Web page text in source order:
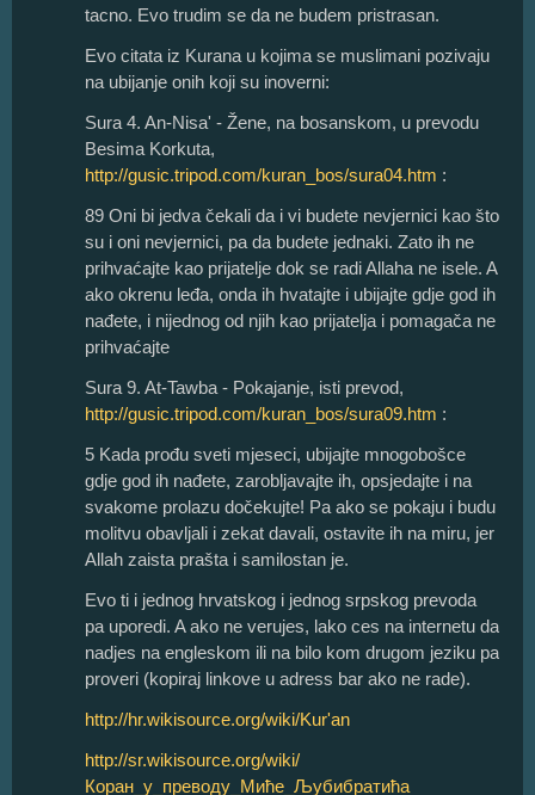
tacno. Evo trudim se da ne budem pristrasan.
Evo citata iz Kurana u kojima se muslimani pozivaju
na ubijanje onih koji su inoverni:
Sura 4. An-Nisa' - Žene, na bosanskom, u prevodu
Besima Korkuta,
http://gusic.tripod.com/kuran_bos/sura04.htm :
89 Oni bi jedva čekali da i vi budete nevjernici kao što
su i oni nevjernici, pa da budete jednaki. Zato ih ne
prihvaćajte kao prijatelje dok se radi Allaha ne isele. A
ako okrenu leđa, onda ih hvatajte i ubijajte gdje god ih
nađete, i nijednog od njih kao prijatelja i pomagača ne
prihvaćajte
Sura 9. At-Tawba - Pokajanje, isti prevod,
http://gusic.tripod.com/kuran_bos/sura09.htm :
5 Kada prođu sveti mjeseci, ubijajte mnogobošce
gdje god ih nađete, zarobljavajte ih, opsjedajte i na
svakome prolazu dočekujte! Pa ako se pokaju i budu
molitvu obavljali i zekat davali, ostavite ih na miru, jer
Allah zaista prašta i samilostan je.
Evo ti i jednog hrvatskog i jednog srpskog prevoda
pa uporedi. A ako ne verujes, lako ces na internetu da
nadjes na engleskom ili na bilo kom drugom jeziku pa
proveri (kopiraj linkove u adress bar ako ne rade).
http://hr.wikisource.org/wiki/Kur'an
http://sr.wikisource.org/wiki/
Коран_у_преводу_Миће_Љубибратића